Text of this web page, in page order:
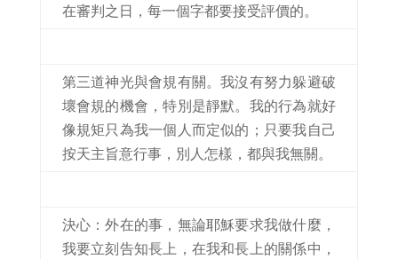
在審判之日，每一個字都要接受評價的。
第三道神光與會規有關。我沒有努力躲避破
壞會規的機會，特別是靜默。我的行為就好
像規矩只為我一個人而定似的；只要我自己
按天主旨意行事，別人怎樣，都與我無關。
決心：外在的事，無論耶穌要求我做什麼，
我要立刻告知長上，在我和長上的關係中，